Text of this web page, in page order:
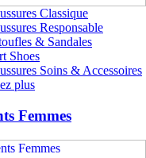
Classique
Responsable
& Sandales
Shoes
Soins & Accessoires
plus
Femmes